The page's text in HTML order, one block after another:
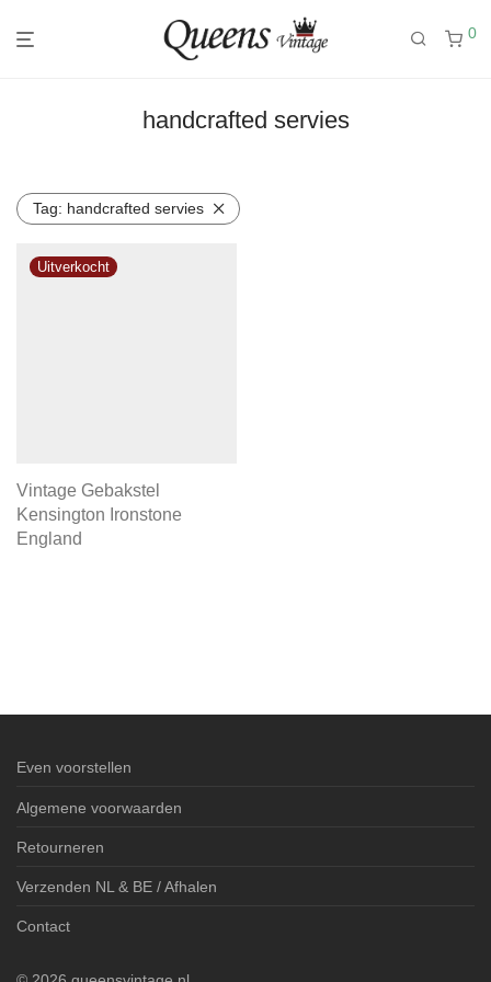
0
handcrafted servies
Tag: handcrafted servies
Vintage Gebakstel
Kensington Ironstone
England
Even voorstellen
Algemene voorwaarden
Retourneren
Verzenden NL & BE / Afhalen
Contact